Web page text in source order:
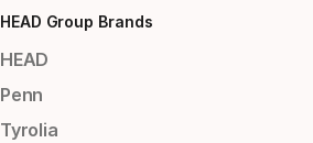
HEAD Group Brands
HEAD
Penn
Tyrolia